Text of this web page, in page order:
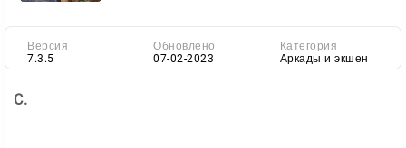
Версия
7.3.5
Обновлено
07-02-2023
Категория
Аркады и экшен
C.